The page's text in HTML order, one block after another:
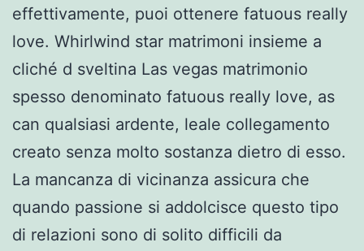
effettivamente, puoi ottenere fatuous really
love. Whirlwind star matrimoni insieme a
cliché d sveltina Las vegas matrimonio
spesso denominato fatuous really love, as
can qualsiasi ardente, leale collegamento
creato senza molto sostanza dietro di esso.
La mancanza di vicinanza assicura che
quando passione si addolcisce questo tipo
di relazioni sono di solito difficili da